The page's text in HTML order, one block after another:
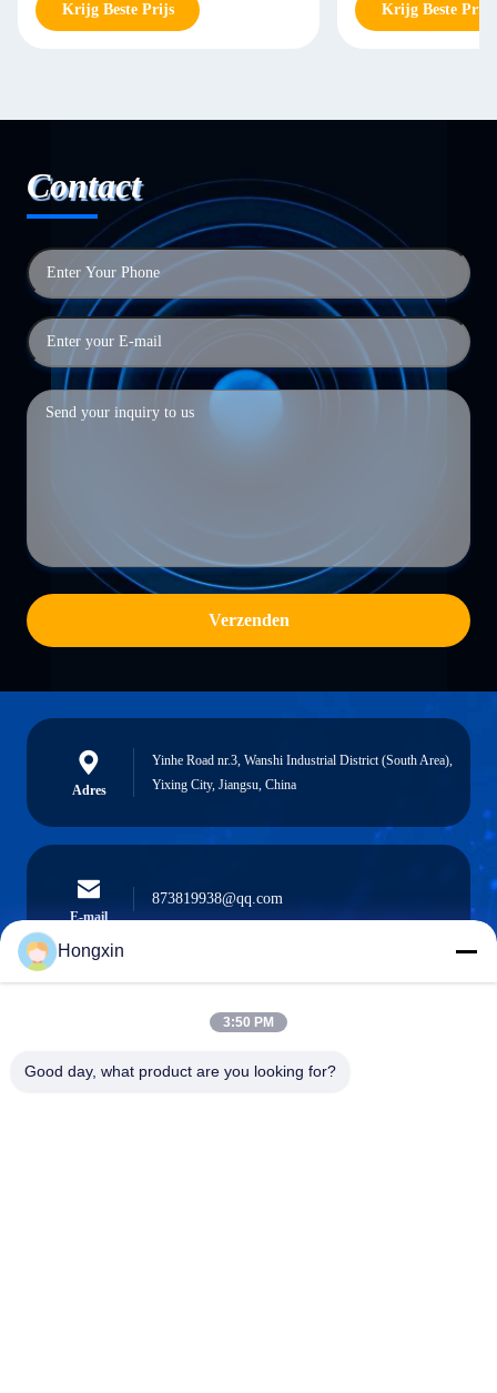
Krijg Beste Prijs Krijg Beste Prijs
Contact
Verzenden
Adres
Yinhe Road nr.3, Wanshi Industrial District (South Area),
Yixing City, Jiangsu, China
E-mail
873819938@qq.com
0086-510-13601538657
Hongxin
3:50 PM
Good day, what product are you looking for?